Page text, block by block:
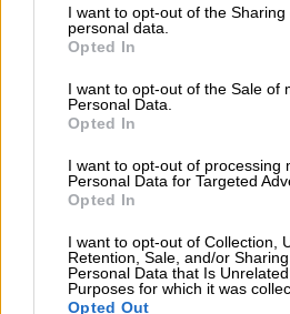
not limited to your visit or usage
grant or deny consent to Google
use your data for below specified
consent section.
I want to opt-out of the Sharing
personal data.
Opted In
I want to opt-out of the Sale of
Personal Data.
Opted In
I want to opt-out of processing
Personal Data for Targeted
Opted In
I want to opt-out of Collection,
Retention, Sale, and/or
Personal Data that Is
Purposes for which it was
Opted Out
εκπαίδευσης κ.ά.
Προτάσεις διατροφής
Φιλοζωικές Οργανώσεις &
Στο φεστιβάλ
φιλοζωικές οργανώσεις
Ενημερώνουν για τις
Παρουσιάζουν
προς υιοθεσία